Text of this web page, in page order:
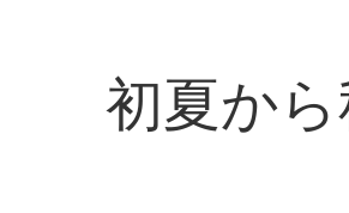
初夏から